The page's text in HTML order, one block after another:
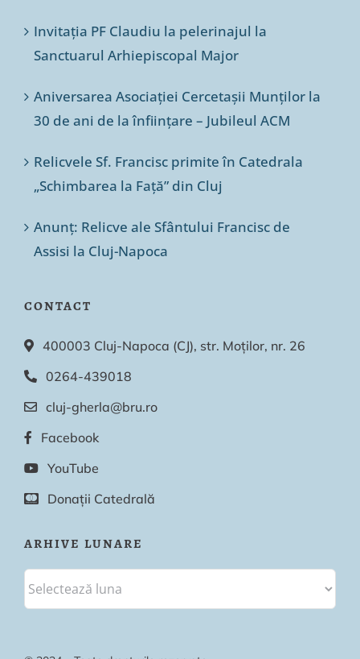
Invitația PF Claudiu la pelerinajul la
Sanctuarul Arhiepiscopal Major
Aniversarea Asociației Cercetașii Munților la
30 de ani de la înființare – Jubileul ACM
Relicvele Sf. Francisc primite în Catedrala
„Schimbarea la Față” din Cluj
Anunț: Relicve ale Sfântului Francisc de
Assisi la Cluj-Napoca
CONTACT
400003 Cluj-Napoca (CJ), str. Moților, nr. 26
0264-439018
cluj-gherla@bru.ro
Facebook
YouTube
Donații Catedrală
ARHIVE LUNARE